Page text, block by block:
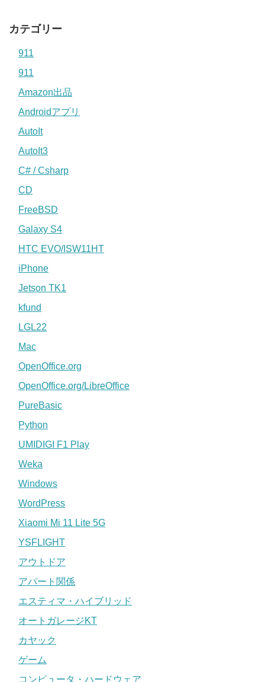
カテゴリー
911
911
Amazon出品
Androidアプリ
AutoIt
AutoIt3
C# / Csharp
CD
FreeBSD
Galaxy S4
HTC EVO/ISW11HT
iPhone
Jetson TK1
kfund
LGL22
Mac
OpenOffice.org
OpenOffice.org/LibreOffice
PureBasic
Python
UMIDIGI F1 Play
Weka
Windows
WordPress
Xiaomi Mi 11 Lite 5G
YSFLIGHT
アウトドア
アパート関係
エスティマ・ハイブリッド
オートガレージKT
カヤック
ゲーム
コンピュータ・ハードウェア